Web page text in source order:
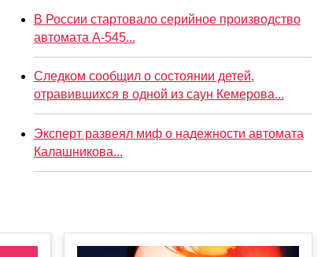
В России стартовало серийное производство
автомата А-545...
Следком сообщил о состоянии детей,
отравившихся в одной из саун Кемерова...
Эксперт развеял миф о надежности автомата
Калашникова...